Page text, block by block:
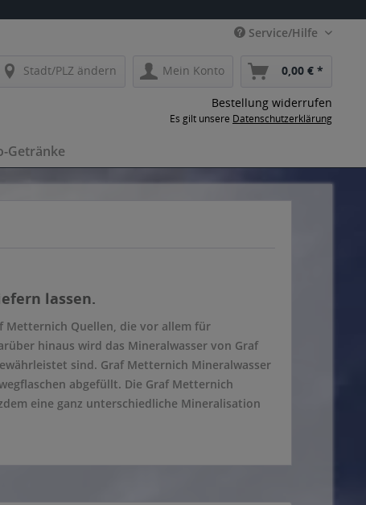
Service/Hilfe
Stadt/PLZ ändern Mein Konto 0,00 € *
Bestellung widerrufen
Es gilt unsere Datenschutzerklärung
Getränke
lassen.
Metternich Quellen, die vor allem für
hinaus wird das Mineralwasser von Graf
sind. Graf Metternich Mineralwasser
abgefüllt. Die Graf Metternich
eine ganz unterschiedliche Mineralisation